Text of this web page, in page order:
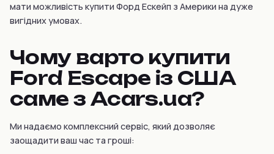
мати можливість купити Форд Ескейп з Америки на дуже
вигідних умовах.
Чому варто купити
Ford Escape із США
саме з Acars.ua?
Ми надаємо комплексний сервіс, який дозволяє
заощадити ваш час та гроші: